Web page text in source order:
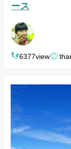
ース
6377view